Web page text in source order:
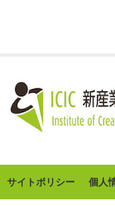
サイトポリシー 個人